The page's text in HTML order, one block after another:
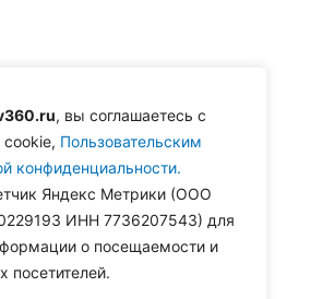
, вы соглашаетесь с
Пользовательским
конфиденциальности.
Яндекс Метрики (ООО
ИНН 7736207543) для
о посещаемости и
посетителей.